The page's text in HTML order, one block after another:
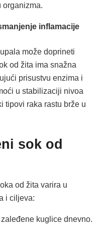
organizma.
inflamacije
može doprineti
od žita ima snažna
prisustvu enzima i
u stabilizaciji nivoa
tipovi raka rastu brže u
sok od
od žita varira u
i ciljeva:
kuglice dnevno.